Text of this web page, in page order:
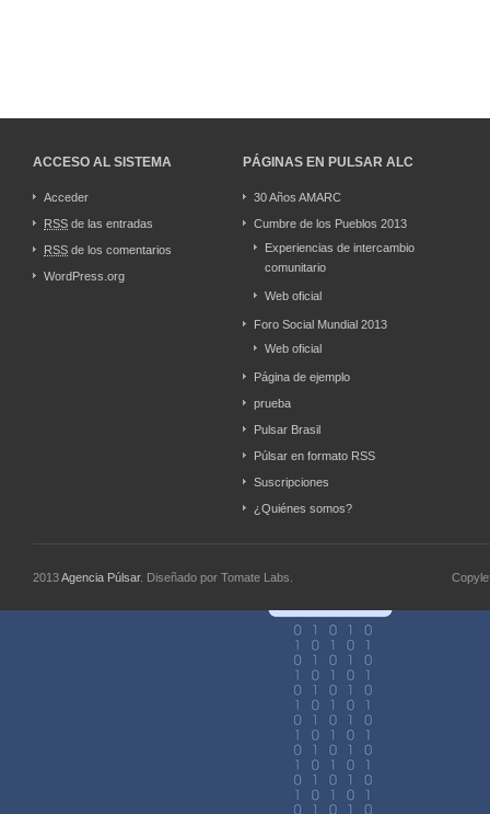
ACCESO AL SISTEMA
Acceder
RSS de las entradas
RSS de los comentarios
WordPress.org
PÁGINAS EN PULSAR ALC
30 Años AMARC
Cumbre de los Pueblos 2013
Experiencias de intercambio
comunitario
Web oficial
Foro Social Mundial 2013
Web oficial
Página de ejemplo
prueba
Pulsar Brasil
Púlsar en formato RSS
Suscripciones
¿Quiénes somos?
2013Agencia Púlsar. Diseñado por Tomate Labs.